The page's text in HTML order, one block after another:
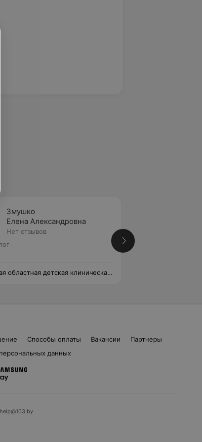
Змушко
Елена Александровна
Нет отзывов
областная детская клиническая
Способы оплаты Вакансии
Партнеры
данных